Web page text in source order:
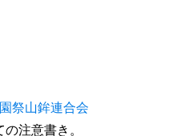
祭山鉾連合会
注意書き。